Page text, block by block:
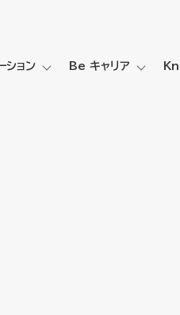
ション Be キャリア